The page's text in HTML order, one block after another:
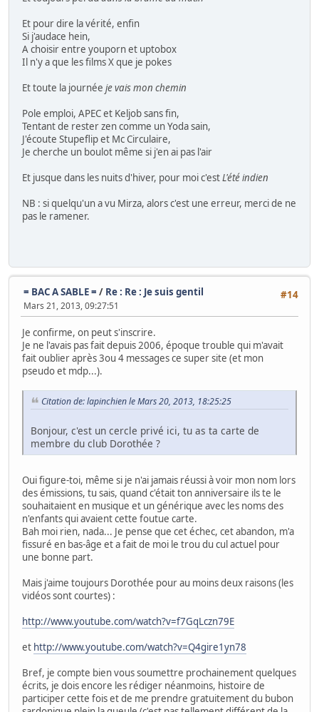
Et pour dire la vérité, enfin
Si j'audace hein,
A choisir entre youporn et uptobox
Il n'y a que les films X que je pokes
Et toute la journée je vais mon chemin
Pole emploi, APEC et Keljob sans fin,
Tentant de rester zen comme un Yoda sain,
J'écoute Stupeflip et Mc Circulaire,
Je cherche un boulot même si j'en ai pas l'air
Et jusque dans les nuits d'hiver, pour moi c'estL'été indien
NB : si quelqu'un a vu Mirza, alors c'est une erreur, merci de ne
pas le ramener.
#14
= BAC A SABLE = / Re : Re : Je suis gentil
Mars 21, 2013, 09:27:51
Je confirme, on peut s'inscrire.
Je ne l'avais pas fait depuis 2006, époque trouble qui m'avait
fait oublier après 3ou 4 messages ce super site (et mon
pseudo et mdp...).
Citation de: lapinchien le Mars 20, 2013, 18:25:25
Bonjour, c'est un cercle privé ici, tu as ta carte de
membre du club Dorothée ?
Oui figure-toi, même si je n'ai jamais réussi à voir mon nom lors
des émissions, tu sais, quand c'était ton anniversaire ils te le
souhaitaient en musique et un générique avec les noms des
n'enfants qui avaient cette foutue carte.
Bah moi rien, nada... Je pense que cet échec, cet abandon, m'a
fissuré en bas-âge et a fait de moi le trou du cul actuel pour
une bonne part.
Mais j'aime toujours Dorothée pour au moins deux raisons (les
vidéos sont courtes) :
http://www.youtube.com/watch?v=f7GqLczn79E
et http://www.youtube.com/watch?v=Q4gire1yn78
Bref, je compte bien vous soumettre prochainement quelques
écrits, je dois encore les rédiger néanmoins, histoire de
participer cette fois et de me prendre gratuitement du bubon